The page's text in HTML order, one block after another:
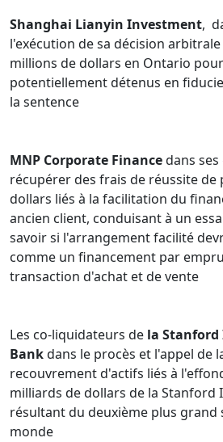
d’audience à chaque engagement.
procès et des audiences sur le
requêtes contestées en injonction
mesures de redressement,
représenté des clients dans des
enquêtes internes et les
organismes de réglementation
ainsi que sur les efforts de
fournissant un soutien complet
initiale jusqu’au règlement.
L’approche et l’expérience de
Shanghai Lianyin Investment,
l'exécution de sa décision
millions de dollars en Ontario
potentiellement détenus en
la sentence
MNP Corporate Financedans
récupérer des frais de réussite
dollars liés à la facilitation du
ancien client, conduisant à un
savoir si l'arrangement facilité
comme un financement par
transaction d'achat et de vente
Les co-liquidateurs de la
Bankdans le procès et l'appel de
recouvrement d'actifs liés à
milliards de dollars de la Stanford
résultant du deuxième plus grand
monde